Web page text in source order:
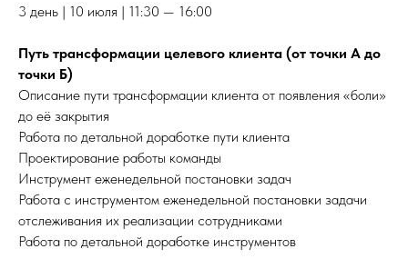
3 день | 10 июля | 11:30 — 16:00
Путь трансформации целевого клиента (от точки А до
точки Б)
Описание пути трансформации клиента от появления «боли»
до её закрытия
Работа по детальной доработке пути клиента
Проектирование работы команды
Инструмент еженедельной постановки задач
Работа с инструментом еженедельной постановки задачи
отслеживания их реализации сотрудниками
Работа по детальной доработке инструментов